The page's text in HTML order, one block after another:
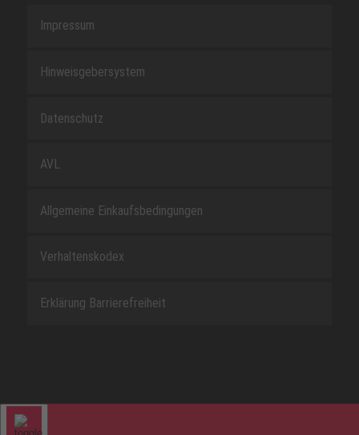
Impressum
Hinweisgebersystem
Datenschutz
AVL
Allgemeine Einkaufsbedingungen
Verhaltenskodex
Erklärung Barrierefreiheit